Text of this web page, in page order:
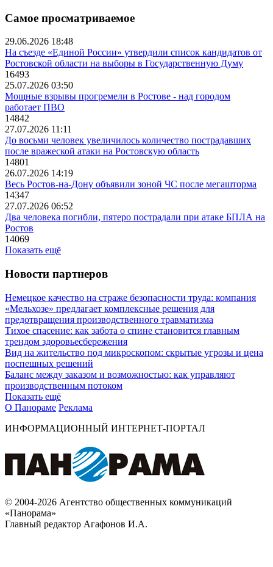
Самое просматриваемое
29.06.2026 18:48
На съезде «Единой России» утвердили список кандидатов от
Ростовской области на выборы в Государственную Думу
16493
25.07.2026 03:50
Мощные взрывы прогремели в Ростове - над городом
работает ПВО
14842
27.07.2026 11:11
До восьми человек увеличилось количество пострадавших
после вражеской атаки на Ростовскую область
14801
26.07.2026 14:19
Весь Ростов-на-Дону объявили зоной ЧС после мегашторма
14347
27.07.2026 06:52
Два человека погибли, пятеро пострадали при атаке БПЛА на
Ростов
14069
Показать ещё
Новости партнеров
Немецкое качество на страже безопасности труда: компания
«Мельхозе» предлагает комплексные решения для
предотвращения производственного травматизма
Тихое спасение: как забота о спине становится главным
трендом здоровьесбережения
Вид на жительство под микроскопом: скрытые угрозы и цена
поспешных решений
Баланс между заказом и возможностью: как управляют
производственным потоком
Показать ещё
О Панораме Реклама
ИНФОРМАЦИОННЫЙ ИНТЕРНЕТ-ПОРТАЛ
© 2004-2026 Агентство общественных коммуникаций
«Панорама»
Главный редактор Агафонов И.А.